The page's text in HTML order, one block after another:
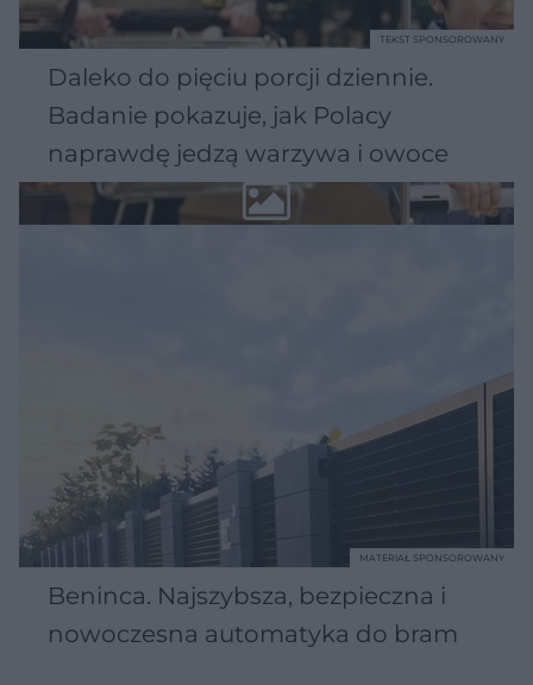
Daleko do pięciu porcji dziennie.
Badanie pokazuje, jak Polacy
naprawdę jedzą warzywa i owoce
TEKST SPONSOROWANY
Beninca. Najszybsza, bezpieczna i
nowoczesna automatyka do bram
MATERIAŁ SPONSOROWANY